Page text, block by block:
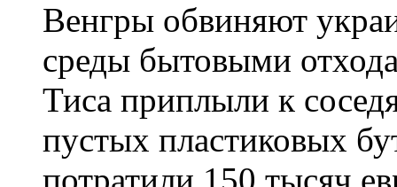
Венгры обвиняют
среды бытовыми
Тиса приплыли к
пустых пластиковых